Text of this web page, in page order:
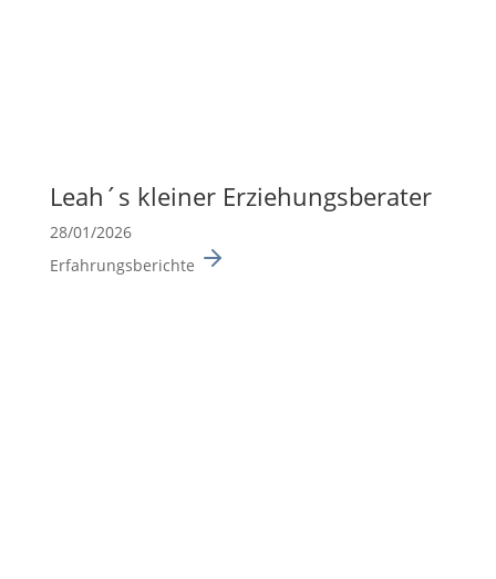
Leah´s kleiner Erzie­hungs­be­rater
28/01/2026
Erfahrungsberichte